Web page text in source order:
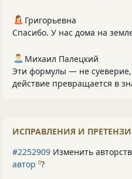
Григорьевна
Спасибо. У нас дома на
Михаил Палецкий
Эти формулы — не суеверие,
действие превращается в
ИСПРАВЛЕНИЯ И
#2252909 Изменить
автор 0?